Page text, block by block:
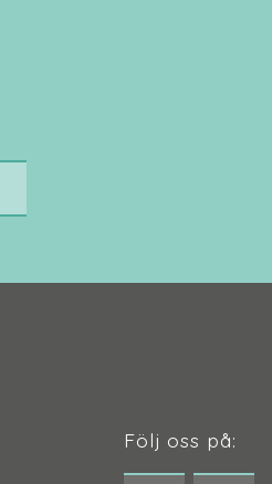
Följ oss på: